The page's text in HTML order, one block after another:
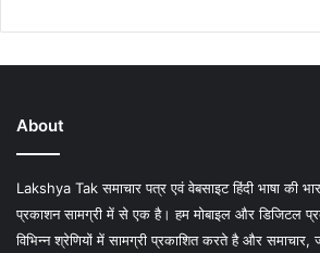
About
Lakshya Tak समाचार पत्र एवं वेबसाइट हिंदी भाषा की
प्रकाशन सामग्री में से एक है। हम मोबाइल और डिजिटल
विभिन्न श्रेणियों में सामग्री प्रकाशित करते है और समाचार,